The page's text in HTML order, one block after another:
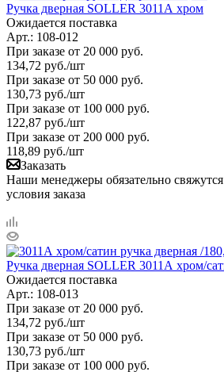
Ручка дверная SOLLER 3011А хром
Ожидается поставка
Арт.: 108-012
При заказе от 20 000 руб.
134,72 руб./шт
При заказе от 50 000 руб.
130,73 руб./шт
При заказе от 100 000 руб.
122,87 руб./шт
При заказе от 200 000 руб.
118,89 руб./шт
Заказать
Наши менеджеры обязательно
условия заказа
Ручка дверная SOLLER 3011А хром/
Ожидается поставка
Арт.: 108-013
При заказе от 20 000 руб.
134,72 руб./шт
При заказе от 50 000 руб.
130,73 руб./шт
При заказе от 100 000 руб.